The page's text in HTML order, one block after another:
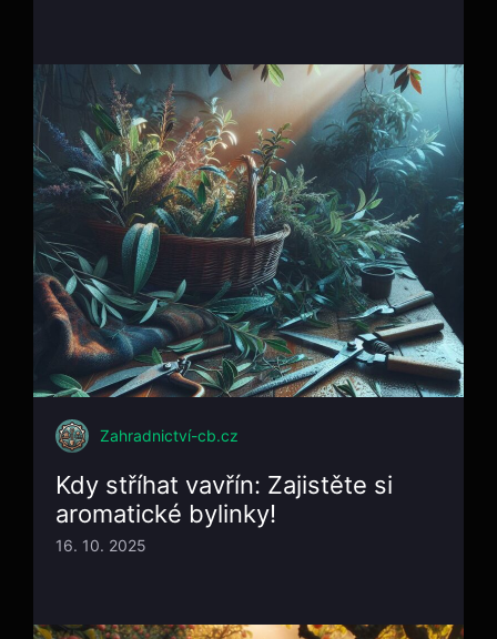
Zahradnictví-cb.cz
Kdy stříhat vavřín: Zajistěte si
aromatické bylinky!
16. 10. 2025